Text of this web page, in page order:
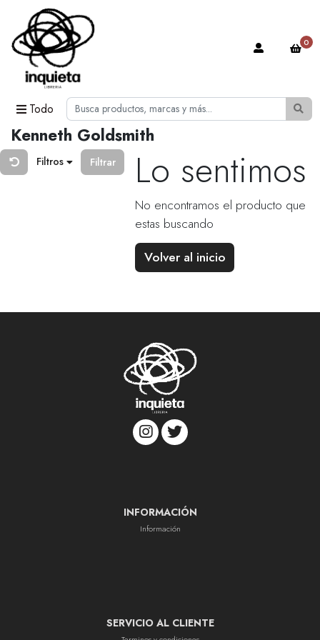
Todo
0
Kenneth Goldsmith
Filtros Filtrar Lo sentimos
No encontramos el producto que
estas buscando
Volver al inicio
INFORMACIÓN
Información
SERVICIO AL CLIENTE